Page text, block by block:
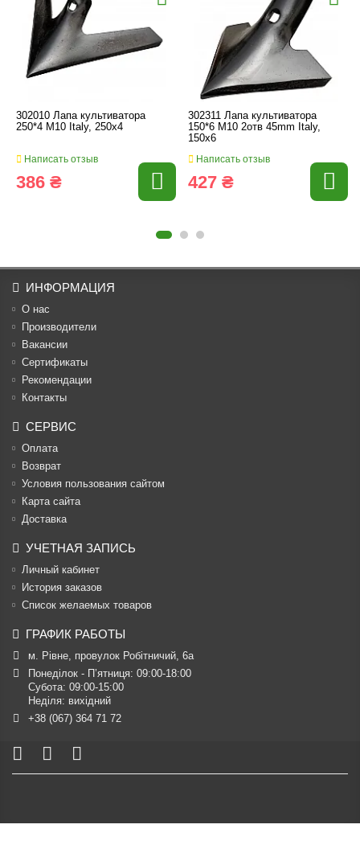
302010 Лапа культиватора
250*4 M10 Italy, 250x4
Написать отзыв
386 ₴
302311 Лапа культиватора
150*6 M10 2отв 45mm Italy,
150x6
Написать отзыв
427 ₴
ИНФОРМАЦИЯ
О нас
Производители
Вакансии
Cертификаты
Рекомендации
Контакты
СЕРВИС
Оплата
Возврат
Условия пользования сайтом
Карта сайта
Доставка
УЧЕТНАЯ ЗАПИСЬ
Личный кабинет
История заказов
Список желаемых товаров
ГРАФИК РАБОТЫ
м. Рівне, провулок Робітничий, 6а
Понеділок - П’ятниця: 09:00-18:00
Субота: 09:00-15:00
Неділя: вихідний
+38 (067) 364 71 72